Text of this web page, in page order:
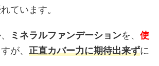
ています。
ミネラルファンデーションを、 使
が、 正直カバー力に期待出来ずに